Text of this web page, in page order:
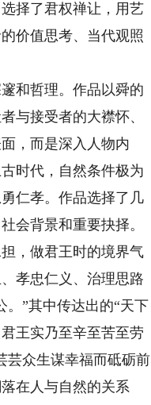
择了君权禅让，用艺
价值思考、当代观照
和哲理。作品以舜的
与接受者的大襟怀、
，而是深入人物内
时代，自然条件极为
仁孝。作品选择了几
会背景和重要抉择。
，做君王时的境界气
孝忠仁义、治理思路
”其中传达出的“天下
王实乃至辛至苦至劳
芸众生谋幸福而砥砺前
在人与自然的关系